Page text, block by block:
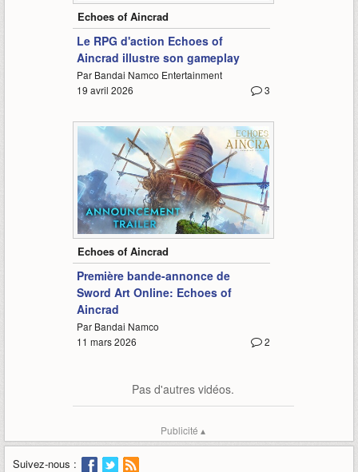
Echoes of Aincrad
Le RPG d'action Echoes of
Aincrad illustre son gameplay
Par Bandai Namco Entertainment
3
19 avril 2026
-
Echoes of Aincrad
Première bande-annonce de
Sword Art Online: Echoes of
Aincrad
Par Bandai Namco
2
11 mars 2026
Pas d'autres vidéos.
Publicité ▴
Suivez-nous :